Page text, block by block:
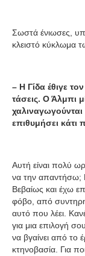
Σωστά ένιωσες,
κλειστό κύκλωμα
– Η Γίδα έθιγε
τάσεις. Ο Άλμπι
επιθυμήσει κάτι
Αυτή είναι πολύ
να την απαντήσω; Η
Βεβαίως και έχω
φόβο, από
αυτό που λέει.
για μια επιλογή
να βγαίνει από το
κτηνοβασία. Για